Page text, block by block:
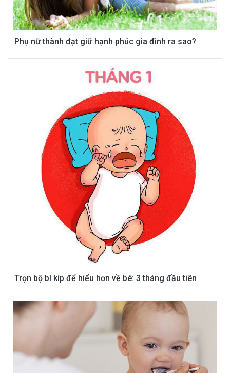
Phụ nữ thành đạt giữ hạnh phúc gia đình ra sao?
Trọn bộ bí kíp để hiểu hơn về bé: 3 tháng đầu tiên